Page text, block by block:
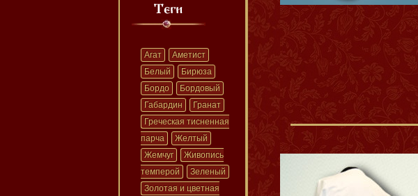
Агат
Аметист
Белый
Бирюза
Бордо
Бордовый
Габардин
Гранат
Греческая тисненная
парча
Желтый
Жемчуг
Живопись
темперой
Зеленый
Золотая и цветная